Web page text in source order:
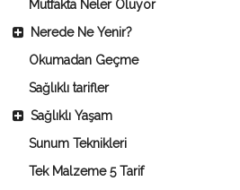
Mutfakta Neler Oluyor
Nerede Ne Yenir?
Okumadan Geçme
Sağlıklı tarifler
Sağlıklı Yaşam
Sunum Teknikleri
Tek Malzeme 5 Tarif